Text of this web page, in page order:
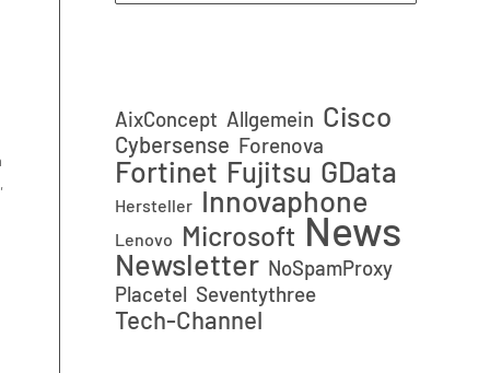
AixConcept Allgemein Cisco
Cybersense Forenova
Fortinet Fujitsu GData
Hersteller Innovaphone
Lenovo Microsoft News
Newsletter NoSpamProxy
Placetel Seventythree
Tech-Channel